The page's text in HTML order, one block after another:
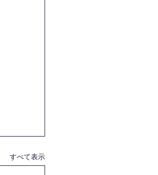
すべて表示